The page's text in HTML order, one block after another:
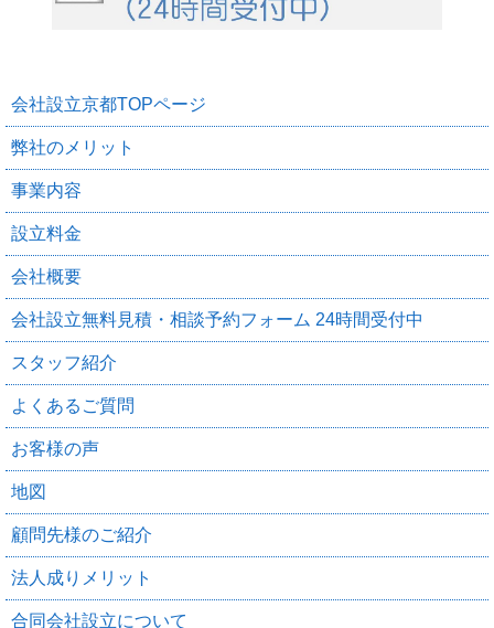
会社設立京都TOPページ
弊社のメリット
事業内容
設立料金
会社概要
会社設立無料見積・相談予約フォーム 24時間受付中
スタッフ紹介
よくあるご質問
お客様の声
地図
顧問先様のご紹介
法人成りメリット
合同会社設立について